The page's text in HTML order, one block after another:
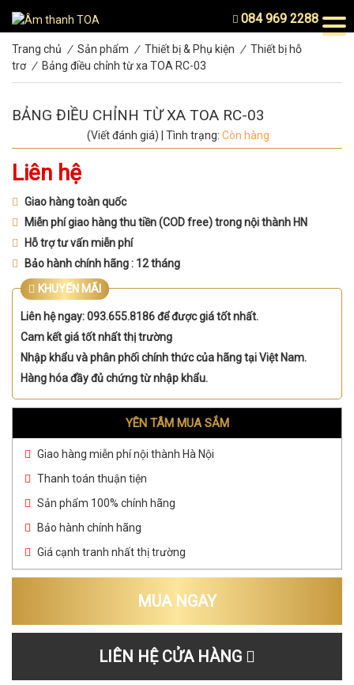
084 969 2288
Trang chủ / Sản phẩm / Thiết bị & Phụ kiện / Thiết bị hỗ
trơ / Bảng điều chỉnh từ xa TOA RC-03
BẢNG ĐIỀU CHỈNH TỪ XA TOA RC-03
(Viết đánh giá) Tình trạng: Còn hàng
Liên hệ
Giao hàng toàn quốc
Miễn phí giao hàng thu tiền (COD free) trong nội thành HN
Hỗ trợ tư vấn miễn phí
Bảo hành chính hãng : 12 tháng
KHUYẾN MÃI
Liên hệ ngay: 093.655.8186 để được giá tốt nhất.
Cam kết giá tốt nhất thị trường
Nhập khẩu và phân phối chính thức của hãng tại Việt Nam.
Hàng hóa đầy đủ chứng từ nhập khẩu.
YÊN TÂM MUA SẮM
Giao hàng miễn phí nội thành Hà Nội
Thanh toán thuận tiện
Sản phẩm 100% chính hãng
Bảo hành chính hãng
Giá cạnh tranh nhất thị trường
MUA NGAY
LIÊN HỆ CỬA HÀNG